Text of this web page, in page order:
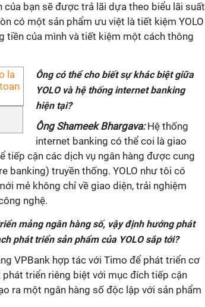
của bạn sẽ được trả lãi dựa theo biểu lãi suất
có một sản phẩm ưu việt là tiết kiệm YOLO
tiền của mình và tiết kiệm một cách thông
Ông có thể cho biết sự khác biệt giữa
YOLO và hệ thống internet banking
hiện tại?
Ông Shameek Bhargava: Hệ thống
internet banking có thể coi là giao
tiếp cận các dịch vụ ngân hàng được cung
banking) truyền thống. YOLO như tôi có
mẻ không chỉ về giao diện, trải nghiệm
nghệ.
mảng ngân hàng số, vậy định hướng phát
phát triển sản phẩm của YOLO sắp tới?
VPBank hợp tác với Timo để phát triển cơ
phát triển riêng biệt với mục đích tiếp cận
ra một ngân hàng số độc lập với sản phẩm